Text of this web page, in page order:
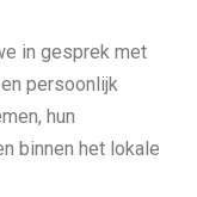
in gesprek met
persoonlijk
hun
binnen het lokale